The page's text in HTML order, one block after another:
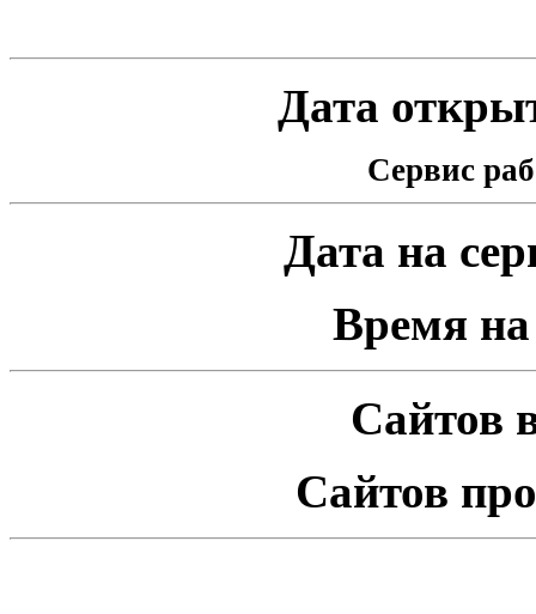
Дата
Сервис
Дата на
Время на
Сайтов
Сайтов